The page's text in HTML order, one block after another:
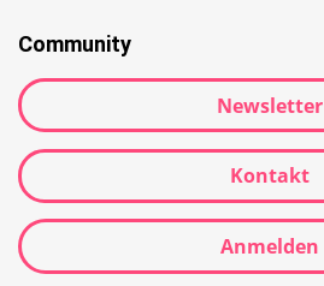
Community
Newsletter
Kontakt
Anmelden